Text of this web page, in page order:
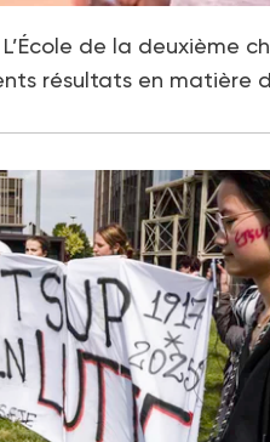
L’École de la
résultats en matière